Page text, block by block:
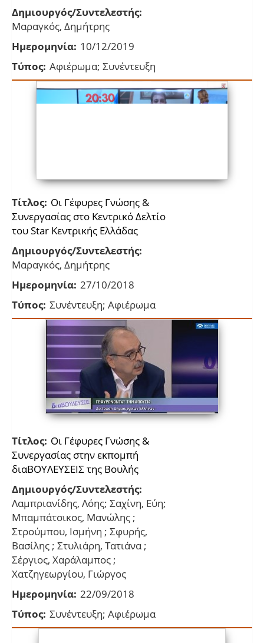
Δημιουργός/Συντελεστής:
Μαραγκός, Δημήτρης
Ημερομηνία: 10/12/2019
Τύπος: Αφιέρωμα; Συνέντευξη
Τίτλος: Οι Γέφυρες Γνώσης &
Συνεργασίας στο Κεντρικό Δελτίο
του Star Κεντρικής Ελλάδας
Δημιουργός/Συντελεστής:
Μαραγκός, Δημήτρης
Ημερομηνία: 27/10/2018
Τύπος: Συνέντευξη; Αφιέρωμα
Τίτλος: Οι Γέφυρες Γνώσης &
Συνεργασίας στην εκπομπή
διαΒΟΥΛΕΥΣΕΙΣ της Βουλής
Δημιουργός/Συντελεστής:
Λαμπριανίδης, Λόης; Σαχίνη, Εύη;
Μπαμπάτσικος, Μανώλης ;
Στρούμπου, Ισμήνη ; Σφυρής,
Βασίλης ; Στυλιάρη, Τατιάνα ;
Σέργιος, Χαράλαμπος ;
Χατζηγεωργίου, Γιώργος
Ημερομηνία: 22/09/2018
Τύπος: Συνέντευξη; Αφιέρωμα